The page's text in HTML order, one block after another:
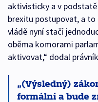
aktivisticky a v
brexitu postupovat, a
vládě nyní stačí
oběma komorami
aktivovat,“ dodal
(Výsledný)
formální a bude